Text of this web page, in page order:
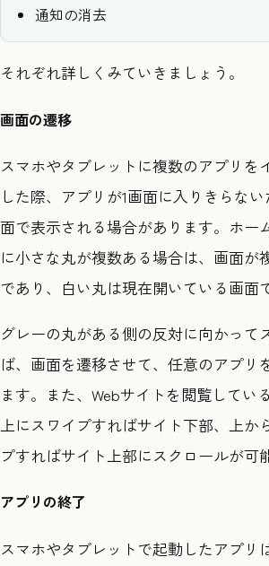
通知の消去
それぞれ詳しくみていきましょう。
画面の遷移
スマホやタブレットに複数のアプリを
した際、アプリが1画面に入りきらな
面で表示される場合があります。ホー
に小さな丸が複数ある場合は、画面が
であり、白い丸は現在開いている画面
グレーの丸がある側の反対に向かって
ば、画面を遷移させて、任意のアプリ
ます。また、Webサイトを閲覧してい
上にスワイプすればサイト下部、上か
プすればサイト上部にスクロールが可
アプリの終了
スマホやタブレットで起動したアプリ